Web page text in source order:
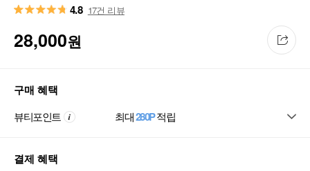
4.8 17건 리뷰
28,000원
구매 혜택
뷰티포인트 최대280P적립
결제 혜택